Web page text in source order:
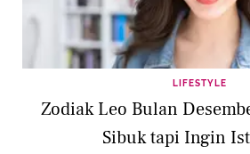
LIFESTYLE
Zodiak Leo Bulan
Sibuk tapi Ingin